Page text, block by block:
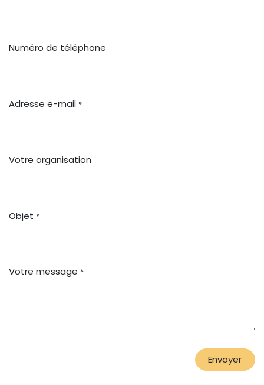
Numéro de téléphone
Adresse e-mail *
Votre organisation
Objet *
Votre message *
Envoyer